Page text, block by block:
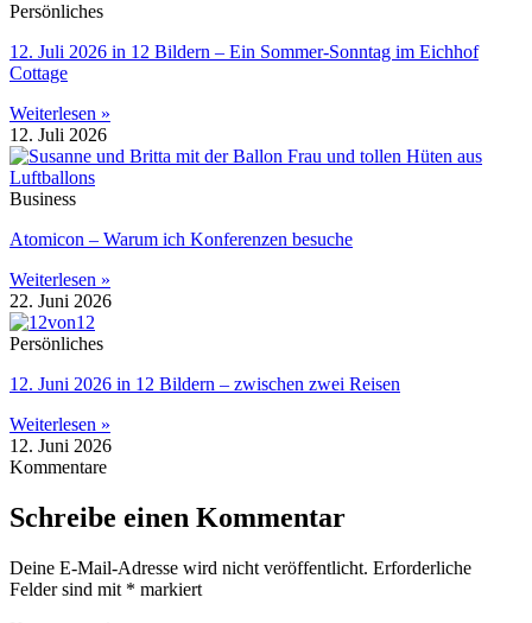
Persönliches
12. Juli 2026 in 12 Bildern – Ein Sommer-Sonntag im Eichhof
Cottage
Weiterlesen »
12. Juli 2026
Business
Atomicon – Warum ich Konferenzen besuche
Weiterlesen »
22. Juni 2026
Persönliches
12. Juni 2026 in 12 Bildern – zwischen zwei Reisen
Weiterlesen »
12. Juni 2026
Kommentare
Schreibe einen Kommentar
Deine E-Mail-Adresse wird nicht veröffentlicht. Erforderliche
Felder sind mit * markiert